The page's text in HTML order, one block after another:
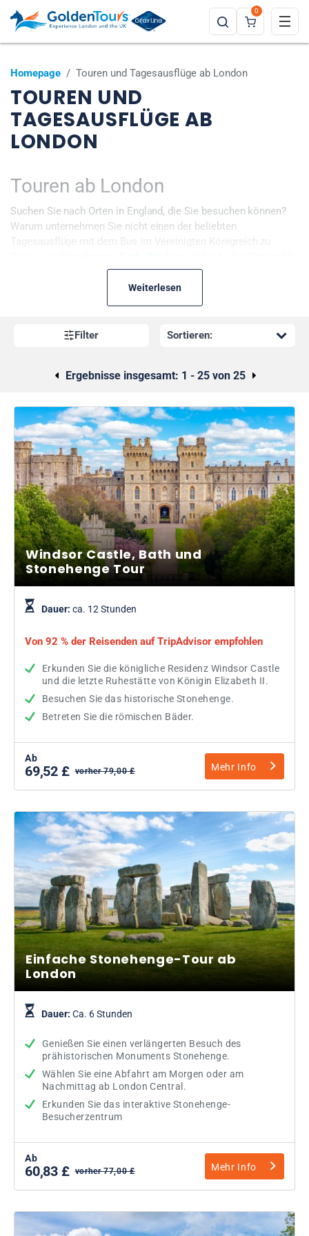
0
Homepage / Touren und Tagesausflüge ab London
TOUREN UND
TAGESAUSFLÜGE AB
LONDON
Touren ab London
Suchen Sie nach Orten in England, die Sie besuchen können?
Warum unternehmen Sie nicht einen der beliebten
Tagesausflüge mit dem Bus im Vereinigten Königreich zu
, Edinburgh und mehr? Unsere Touren versprechen ein
Abenteuer wie kein anderes. Sie sind vollständig organisiert
und werden professionell geleitet, damit Sie nichts verpassen.
und Kultur sowie atemberaubender Landschaften – und das
hinaus bieten wir Tagesausflügemit dem Eurostar in die Stadt
Sehenswürdigkeiten, darunter den Eiffelturm und das Louvre-
Museum, und machen Sie eine Kreuzfahrt auf der
wunderschönen Seine.
Bei Stornierung von Busreisen bis 24 Stunden vor Reisebeginn
erhalten Sie eine volle Erstattung.
Weiterlesen
Filter
Ergebnisse insgesamt: 1 - 25 von 25
Windsor Castle, Bath und
Stonehenge Tour
Dauer: ca. 12 Stunden
Von 92 % der Reisenden auf TripAdvisor empfohlen
Erkunden Sie die königliche Residenz Windsor Castle
und die letzte Ruhestätte von Königin Elizabeth II.
Besuchen Sie das historische Stonehenge.
Betreten Sie die römischen Bäder.
Ab
69,52 £ vorher 79,00 £ Mehr Info
Einfache Stonehenge-Tour ab
London
Dauer: Ca. 6 Stunden
Genießen Sie einen verlängerten Besuch des
prähistorischen Monuments Stonehenge.
Wählen Sie eine Abfahrt am Morgen oder am
Nachmittag ab London Central.
Erkunden Sie das interaktive Stonehenge-
Besucherzentrum
Ab
60,83 £ vorher 77,00 £ Mehr Info